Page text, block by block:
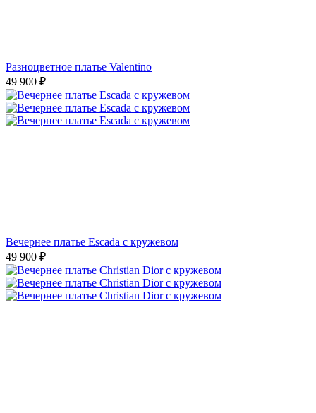
Разноцветное платье Valentino
49 900 ₽
Вечернее платье Escada с кружевом
49 900 ₽